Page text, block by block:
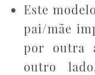
Este
pai/mãe
por outra
outro